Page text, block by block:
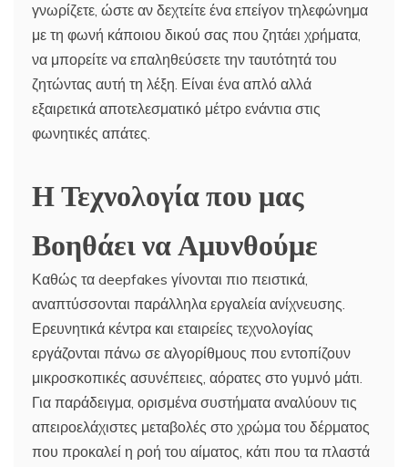
γνωρίζετε, ώστε αν δεχτείτε ένα επείγον τηλεφώνημα
με τη φωνή κάποιου δικού σας που ζητάει χρήματα,
να μπορείτε να επαληθεύσετε την ταυτότητά του
ζητώντας αυτή τη λέξη. Είναι ένα απλό αλλά
εξαιρετικά αποτελεσματικό μέτρο ενάντια στις
φωνητικές απάτες.
Η Τεχνολογία που μας
Βοηθάει να Αμυνθούμε
Καθώς τα deepfakes γίνονται πιο πειστικά,
αναπτύσσονται παράλληλα εργαλεία ανίχνευσης.
Ερευνητικά κέντρα και εταιρείες τεχνολογίας
εργάζονται πάνω σε αλγορίθμους που εντοπίζουν
μικροσκοπικές ασυνέπειες, αόρατες στο γυμνό μάτι.
Για παράδειγμα, ορισμένα συστήματα αναλύουν τις
απειροελάχιστες μεταβολές στο χρώμα του δέρματος
που προκαλεί η ροή του αίματος, κάτι που τα πλαστά